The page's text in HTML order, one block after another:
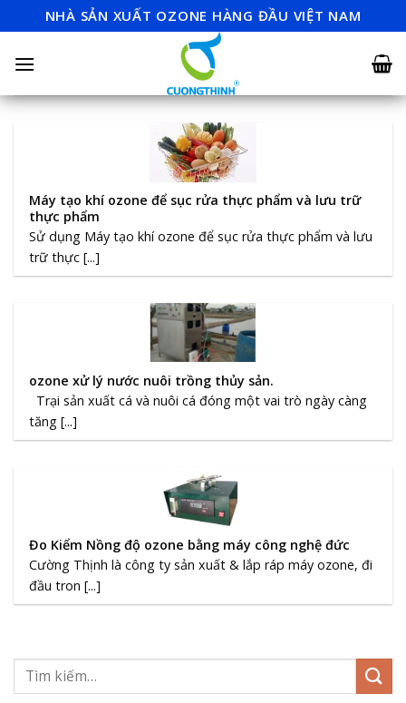
to
content
NHÀ SẢN XUẤT OZONE HÀNG ĐẦU VIỆT NAM
Máy tạo khí ozone để sục rửa thực phẩm và lưu trữ
thực phẩm
Sử dụng Máy tạo khí ozone để sục rửa thực phẩm và lưu
trữ thực [...]
ozone xử lý nước nuôi trồng thủy sản.
Trại sản xuất cá và nuôi cá đóng một vai trò ngày càng
tăng [...]
Đo Kiểm Nồng độ ozone bằng máy công nghệ đức
Cường Thịnh là công ty sản xuất & lắp ráp máy ozone, đi
đầu tron [...]